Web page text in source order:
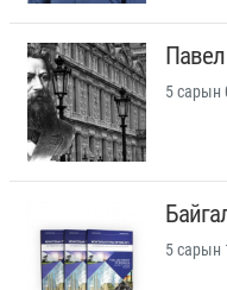
5 сарын
5 сарын